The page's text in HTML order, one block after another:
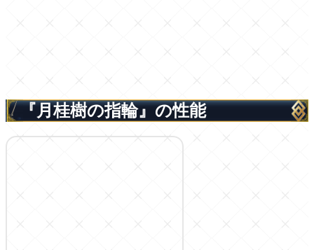
『月桂樹の指輪』の性能